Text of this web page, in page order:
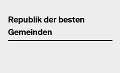
Republik der besten
Gemeinden